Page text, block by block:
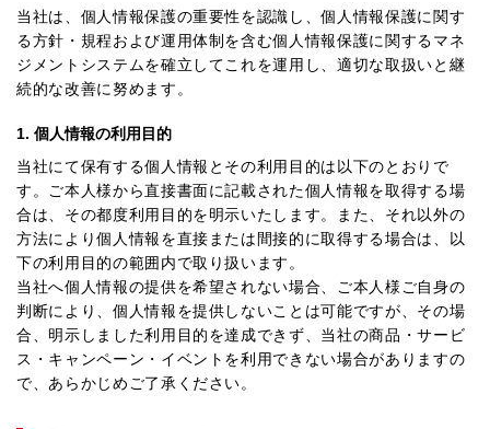
当社は、個人情報保護の重要性を認識し、個人情報保護に関す
る方針・規程および運用体制を含む個人情報保護に関するマネ
ジメントシステムを確立してこれを運用し、適切な取扱いと継
続的な改善に努めます。
1. 個人情報の利用目的
当社にて保有する個人情報とその利用目的は以下のとおりで
す。ご本人様から直接書面に記載された個人情報を取得する場
合は、その都度利用目的を明示いたします。また、それ以外の
方法により個人情報を直接または間接的に取得する場合は、以
下の利用目的の範囲内で取り扱います。
当社へ個人情報の提供を希望されない場合、ご本人様ご自身の
判断により、個人情報を提供しないことは可能ですが、その場
合、明示しました利用目的を達成できず、当社の商品・サービ
ス・キャンペーン・イベントを利用できない場合がありますの
で、あらかじめご了承ください。